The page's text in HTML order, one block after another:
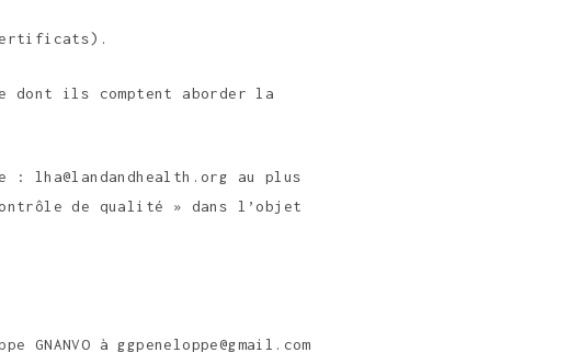
dont ils comptent aborder la
: lha@landandhealth.org au plus
de qualité » dans l’objet
à ggpeneloppe@gmail.com